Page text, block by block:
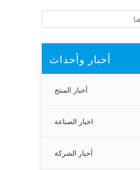
أخبار وأحداث
أخبار المنتج
اخبار الصناعة
أخبار الشركة